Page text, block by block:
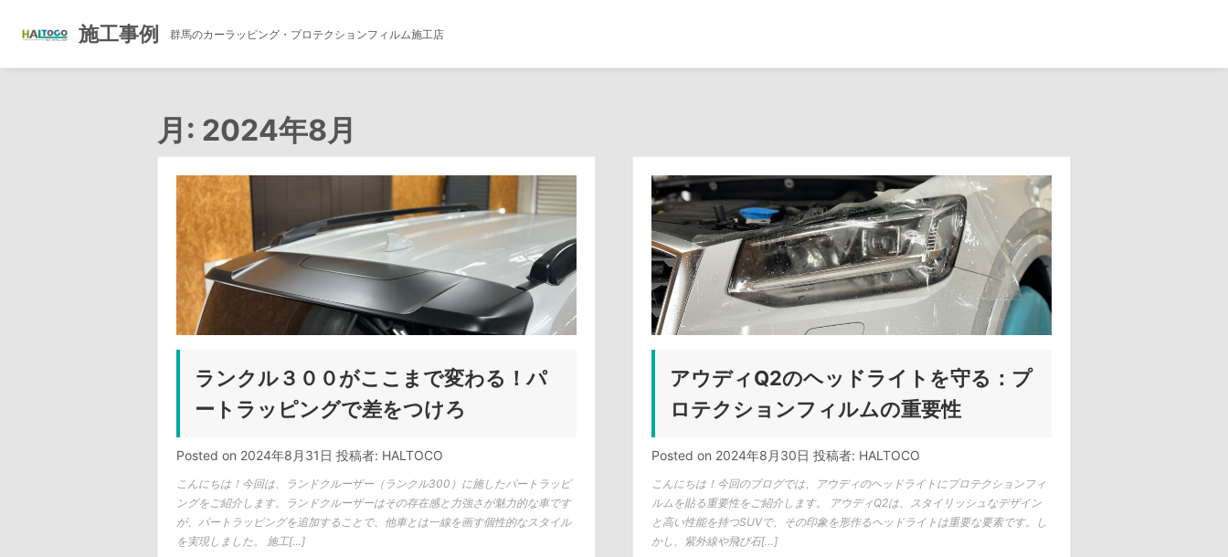
施工事例 群馬のカーラッピング・プロテクションフィルム施工店
月: 2024年8月
ランクル３００がここまで変わる！パ
ートラッピングで差をつけろ
Posted on 2024年8月31日 投稿者: HALTOCO
こんにちは！今回は、ランドクルーザー（ランクル300）に施したパートラッピ
ングをご紹介します。ランドクルーザーはその存在感と力強さが魅力的な車です
が、パートラッピングを追加することで、他車とは一線を画す個性的なスタイル
を実現しました。 施工[…]
アウディQ2のヘッドライトを守る：プ
ロテクションフィルムの重要性
Posted on 2024年8月30日 投稿者: HALTOCO
こんにちは！今回のブログでは、アウディのヘッドライトにプロテクションフィ
ルムを貼る重要性をご紹介します。 アウディQ2は、スタイリッシュなデザイン
と高い性能を持つSUVで、その印象を形作るヘッドライトは重要な要素です。し
かし、紫外線や飛び石[…]